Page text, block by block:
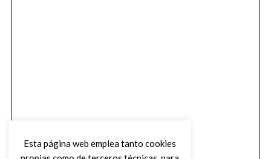
Esta página web emplea tanto cookies